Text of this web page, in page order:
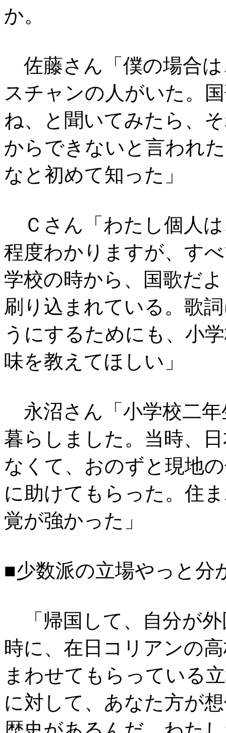
か。
佐藤さん「僕の場合
スチャンの人がいた。
ね、と聞いてみたら、
からできないと言われ
なと初めて知った」
Ｃさん「わたし個人
程度わかりますが、す
学校の時から、国歌だ
刷り込まれている。歌
うにするためにも、小
味を教えてほしい」
永沼さん「小学校二年
暮らしました。当時、
なくて、おのずと現地
に助けてもらった。住
覚が強かった」
■少数派の立場やっと分
「帰国して、自分が
時に、在日コリアンの
まわせてもらっている
に対して、あなた方が